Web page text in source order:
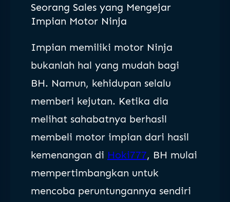
Seorang Sales yang Mengejar
Impian Motor Ninja
Impian memiliki motor Ninja
bukanlah hal yang mudah bagi
BH. Namun, kehidupan selalu
memberi kejutan. Ketika dia
melihat sahabatnya berhasil
membeli motor impian dari hasil
kemenangan di Hoki777, BH mulai
mempertimbangkan untuk
mencoba peruntungannya sendiri